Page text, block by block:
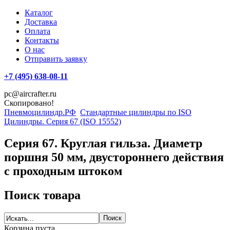
Каталог
Доставка
Оплата
Контакты
О нас
Отправить заявку
+7 (495) 638-08-11
pc@aircrafter.ru
Скопировано!
Пневмоцилиндр.РФ Стандартные цилиндры по ISO
Цилиндры. Серия 67 (ISO 15552)
Серия 67. Круглая гильза. Диаметр
поршня 50 мм, двустороннего действия
с проходным штоком
Поиск товара
Корзина пуста